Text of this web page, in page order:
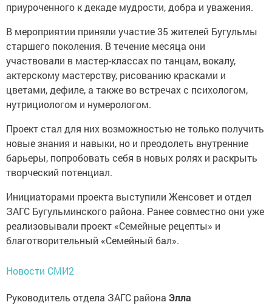
приуроченного к декаде мудрости, добра и уважения.
В мероприятии приняли участие 35 жителей Бугульмы
старшего поколения. В течение месяца они
участвовали в мастер-классах по танцам, вокалу,
актерскому мастерству, рисованию красками и
цветами, дефиле, а также во встречах с психологом,
нутрициологом и нумерологом.
Проект стал для них возможностью не только получить
новые знания и навыки, но и преодолеть внутренние
барьеры, попробовать себя в новых ролях и раскрыть
творческий потенциал.
Инициаторами проекта выступили Женсовет и отдел
ЗАГС Бугульминского района. Ранее совместно они уже
реализовывали проект «Семейные рецепты» и
благотворительный «Семейный бал».
Новости СМИ2
Руководитель отдела ЗАГС района Элла